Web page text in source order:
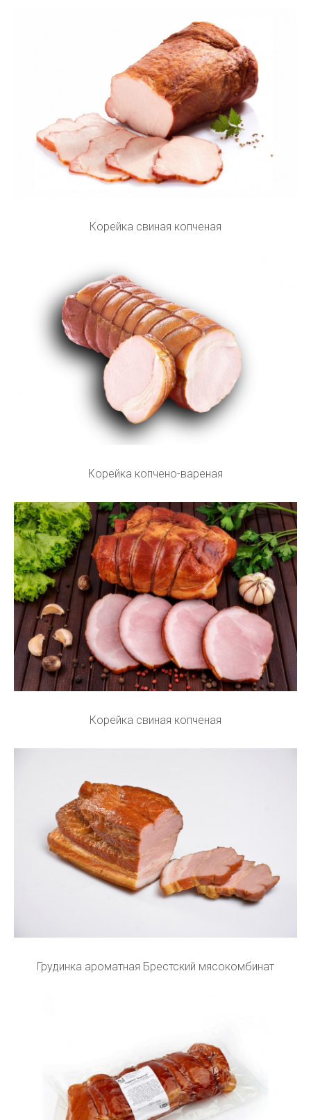
Корейка свиная копченая
Корейка копчено-вареная
Корейка свиная копченая
Грудинка ароматная Брестский мясокомбинат